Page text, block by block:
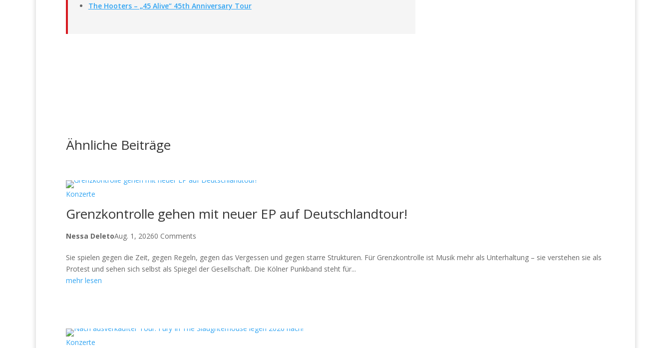
The Hooters – „45 Alive“ 45th Anniversary Tour
Ähnliche Beiträge
Konzerte
Grenzkontrolle gehen mit neuer EP auf Deutschlandtour!
Nessa DeletoAug. 1, 20260 Comments
Sie spielen gegen die Zeit, gegen Regeln, gegen das Vergessen und gegen starre Strukturen. Für Grenzkontrolle ist Musik mehr als Unterhaltung – sie verstehen sie als
Protest und sehen sich selbst als Spiegel der Gesellschaft. Die Kölner Punkband steht für...
mehr lesen
Konzerte